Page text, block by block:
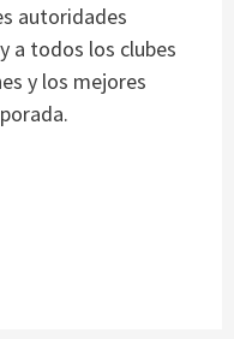
autoridades
a todos los clubes
y los mejores